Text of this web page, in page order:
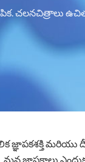
జ్ఞాపకశక్తి మరియు
మన జ్ఞాపకాలు